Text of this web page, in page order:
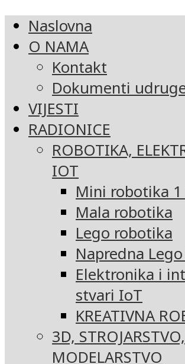
Naslovna
O NAMA
Kontakt
Dokumenti
VIJESTI
RADIONICE
ROBOTIKA,
IOT
Mini robotika 1
Mala robotika
Lego robotika
Napredna
Elektronika i
stvari IoT
KREATIVNA
3D, STROJARSTVO,
MODELARSTVO